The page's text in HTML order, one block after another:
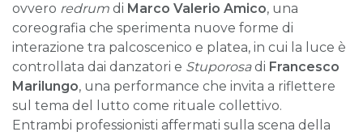
ovvero redrum di Marco Valerio Amico, una
coreografia che sperimenta nuove forme di
interazione tra palcoscenico e platea, in cui la luce è
controllata dai danzatori e Stuporosadi Francesco
Marilungo, una performance che invita a riflettere
sul tema del lutto come rituale collettivo.
Entrambi professionisti affermati sulla scena della